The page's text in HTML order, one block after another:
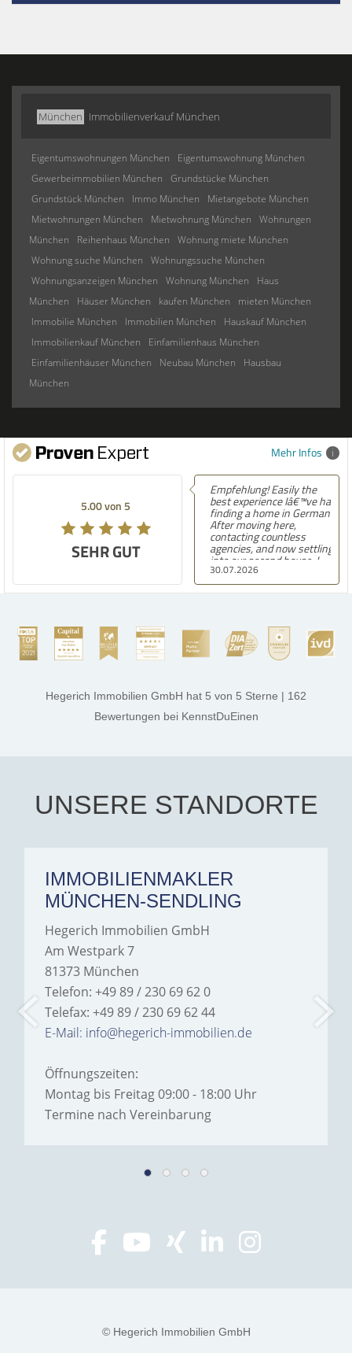
München Immobilienverkauf München
Eigentumswohnungen München
Eigentumswohnung München
Gewerbeimmobilien München
Grundstücke München
Grundstück München
Immo München
Mietangebote München
Mietwohnungen München
Mietwohnung München
Wohnungen
München
Reihenhaus München
Wohnung miete München
Wohnung suche München
Wohnungssuche München
Wohnungsanzeigen München
Wohnung München
Haus
München
Häuser München kaufen München
mieten München
Immobilie München
Immobilien München
Hauskauf München
Immobilienkauf München
Einfamilienhaus München
Einfamilienhäuser München
Neubau München
Hausbau
München
Mehr Infos
5.00 von 5
SEHR GUT
30.07.2026
Empfehlung! Easily the
best experience Iâ€™ve had
finding a home in Germany.
After moving here,
contacting countless
agencies, and now settling
into our second house, I
know firsthand how
challenging and
overwhelming the German
stands out far above the
rest. They made the entire
process smooth,
thanks, and a huge part of
the credit goes to Amelie
Jamrowâ€”she was
exceptionally professional,
Hegerich Immobilien to
anyone looking for a home.
Hegerich Immobilien GmbH hat 5 von 5 Sterne | 162
Bewertungen bei KennstDuEinen
UNSERE STANDORTE
IMMOBILIENMAKLER
MÜNCHEN-SENDLING
Hegerich Immobilien GmbH
Am Westpark 7
81373 München
Telefon: +49 89 / 230 69 62 0
Telefax: +49 89 / 230 69 62 44
E-Mail: info@hegerich-immobilien.de
Öffnungszeiten:
Montag bis Freitag 09:00 - 18:00 Uhr
Termine nach Vereinbarung
© Hegerich Immobilien GmbH